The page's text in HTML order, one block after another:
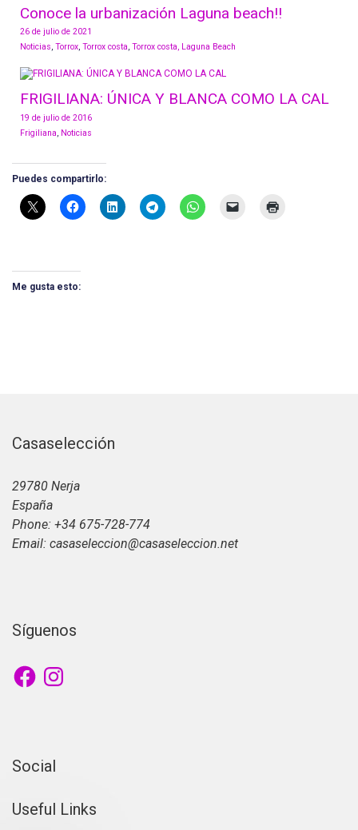
Conoce la urbanización Laguna beach!!
26 de julio de 2021
Noticias, Torrox, Torrox costa, Torrox costa, Laguna Beach
FRIGILIANA: ÚNICA Y BLANCA COMO LA CAL
19 de julio de 2016
Frigiliana, Noticias
Puedes compartirlo:
Me gusta esto:
Casaselección
29780 Nerja
España
Phone: +34 675-728-774
Email: casaseleccion@casaseleccion.net
Síguenos
FacebookInstagram
Social
Useful Links